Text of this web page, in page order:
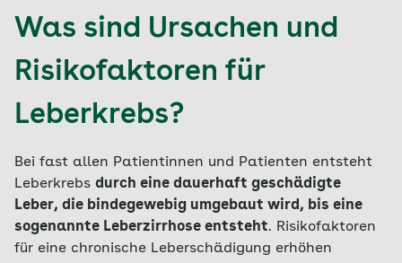
Was sind Ursachen und
Risikofaktoren für
Leberkrebs?
Bei fast allen Patientinnen und Patienten entsteht
Leberkrebs durch eine dauerhaft geschädigte
Leber, die bindegewebig umgebaut wird, bis eine
sogenannte Leberzirrhose entsteht. Risikofaktoren
für eine chronische Leberschädigung erhöhen